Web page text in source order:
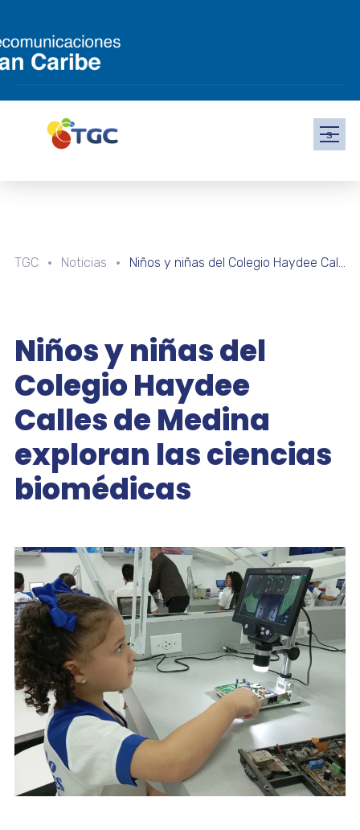
s
TGC Noticias Niños y niñas del Colegio Haydee Calles de Medina exploran las ciencias biomédicas
Niños y niñas del
Colegio Haydee
Calles de Medina
exploran las ciencias
biomédicas